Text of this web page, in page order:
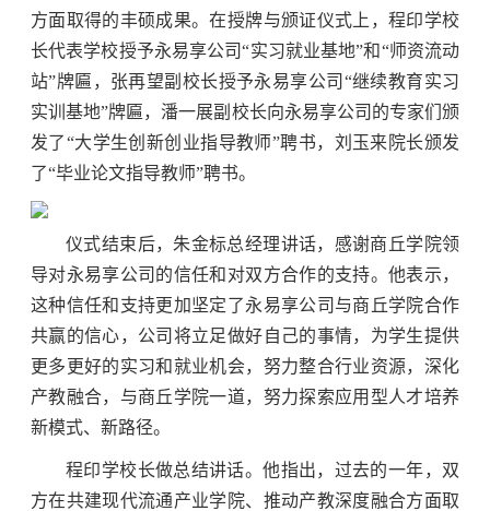
方面取得的丰硕成果。在授牌与颁证仪式上，程印学校
长代表学校授予永易享公司“实习就业基地”和“师资流动
站”牌匾，张再望副校长授予永易享公司“继续教育实习
实训基地”牌匾，潘一展副校长向永易享公司的专家们颁
发了“大学生创新创业指导教师”聘书，刘玉来院长颁发
了“毕业论文指导教师”聘书。
仪式结束后，朱金标总经理讲话，感谢商丘学院领
导对永易享公司的信任和对双方合作的支持。他表示，
这种信任和支持更加坚定了永易享公司与商丘学院合作
共赢的信心，公司将立足做好自己的事情，为学生提供
更多更好的实习和就业机会，努力整合行业资源，深化
产教融合，与商丘学院一道，努力探索应用型人才培养
新模式、新路径。
程印学校长做总结讲话。他指出，过去的一年，双
方在共建现代流通产业学院、推动产教深度融合方面取